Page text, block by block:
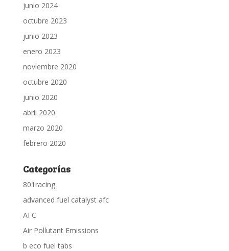
junio 2024
octubre 2023
junio 2023
enero 2023
noviembre 2020
octubre 2020
junio 2020
abril 2020
marzo 2020
febrero 2020
Categorías
801racing
advanced fuel catalyst afc
AFC
Air Pollutant Emissions
b eco fuel tabs